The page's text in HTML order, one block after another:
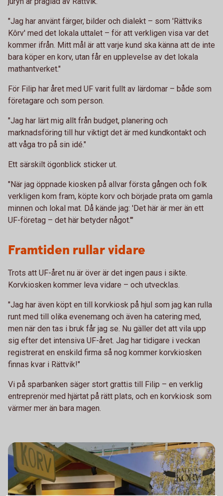
"Jag har använt färger, bilder och dialekt – som 'Rättviks
Kôrv' med det lokala uttalet – för att verkligen visa var det
kommer ifrån. Mitt mål är att varje kund ska känna att de inte
bara köper en korv, utan får en upplevelse av det lokala
mathantverket."
För Filip har året med UF varit fullt av lärdomar – både som
företagare och som person.
"Jag har lärt mig allt från budget, planering och
marknadsföring till hur viktigt det är med kundkontakt och
att våga tro på sin idé."
Ett särskilt ögonblick sticker ut.
"När jag öppnade kiosken på allvar första gången och folk
verkligen kom fram, köpte korv och började prata om gamla
minnen och lokal mat. Då kände jag: 'Det här är mer än ett
UF-företag – det här betyder något.'"
Framtiden rullar vidare
Trots att UF-året nu är över är det ingen paus i sikte.
Korvkiosken kommer leva vidare – och utvecklas.
"Jag har även köpt en till korvkiosk på hjul som jag kan rulla
runt med till olika evenemang och även ha catering med,
men när den tas i bruk får jag se. Nu gäller det att vila upp
sig efter det intensiva UF-året. Jag har tidigare i veckan
registrerat en enskild firma så nog kommer korvkiosken
finnas kvar i Rättvik!"
Vi på sparbanken säger stort grattis till Filip – en verklig
entreprenör med hjärtat på rätt plats, och en korvkiosk som
värmer mer än bara magen.